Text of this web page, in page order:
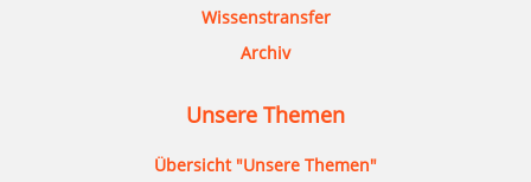
Wissenstransfer
Archiv
Unsere Themen
Übersicht "Unsere Themen"